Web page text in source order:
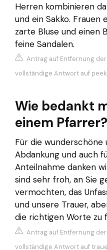
Herren kombinieren
und ein Sakko.
zarte Bluse und einen
feine Sandalen.
Antrag auf Entfernung
vollständige Antwort auf
Wie bedankt
einem Pfarrer?
Für die
Abdankung und auch
Anteilnahme danken
sind sehr froh, an Sie
vermochten, das
und unsere Trauer,
die richtigen Worte zu
Antrag auf Entfernung
vollständige Antwort auf